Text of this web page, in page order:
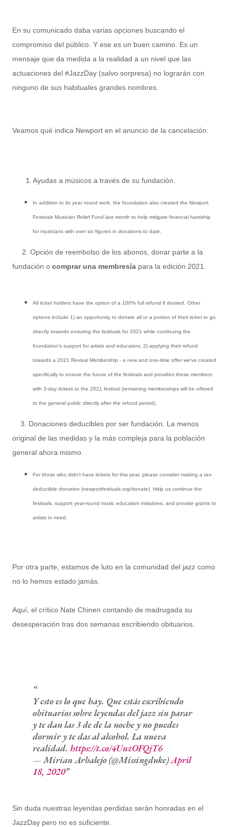
En su comunicado daba varias opciones buscando el
compromiso del público. Y ese es un buen camino. Es un
mensaje que da medida a la realidad a un nivel que las
actuaciones del #JazzDay (salvo sorpresa) no lograrán con
ninguno de sus habituales grandes nombres.
Veamos qué indica Newport en el anuncio de la cancelación:
Ayudas a músicos a través de su fundación.
In addition to its year round work, the foundation also created the Newport
Festivals Musician Relief Fund last month to help mitigate financial hardship
for musicians with over six figures in donations to date.
2. Opción de reembolso de los abonos, donar parte a la
fundación o comprar una membresía para la edición 2021.
All ticket holders have the option of a 100% full refund if desired. Other
options include 1) an opportunity to donate all or a portion of their ticket to go
directly towards ensuring the festivals for 2021 while continuing the
foundation’s support for artists and educators; 2) applying their refund
towards a 2021 Revival Membership - a new and one-time offer we’ve created
specifically to ensure the future of the festivals and provides these members
with 3-day tickets to the 2021 festival (remaining memberships will be offered
to the general public directly after the refund period).
3. Donaciones deducibles por ser fundación. La menos
original de las medidas y la más compleja para la población
general ahora mismo.
For those who didn’t have tickets for this year, please consider making a tax-
deductible donation (newportfestivals.org/donate). Help us continue the
festivals, support year-round music education initiatives, and provide grants to
artists in need.
Por otra parte, estamos de luto en la comunidad del jazz como
no lo hemos estado jamás.
Aquí, el crítico Nate Chinen contando de madrugada su
desesperación tras dos semanas escribiendo obituarios.
Y esto es lo que hay. Que estás escribiendo
obituarios sobre leyendas del jazz sin parar
y te dan las 3 de de la noche y no puedes
dormir y te das al alcohol. La nueva
realidad. https://t.co/4UnzOFQjT6
— Mirian Arbalejo (@Missingduke)April
18, 2020
Sin duda nuestras leyendas perdidas serán honradas en el
JazzDay pero no es suficiente.